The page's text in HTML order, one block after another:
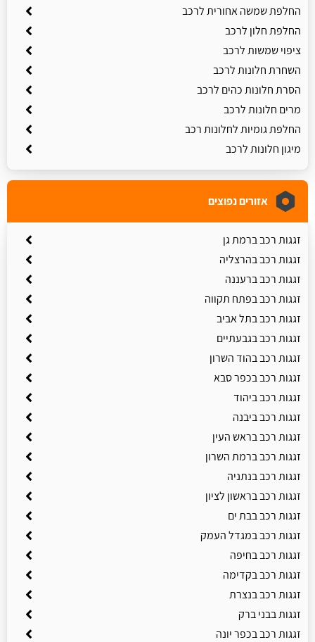
החלפת שמשה אחורית לרכב
החלפת חלון לרכב
ציפוי שמשות לרכב
השחרת חלונות לרכב
הסרת חלונות כהים לרכב
מרים חלונות לרכב
החלפת גומיות לחלונות רכב
מיגון חלונות לרכב
אזורים נפוצים
זגגות רכב ברמת גן
זגגות רכב בהרצליה
זגגות רכב ברעננה
זגגות רכב בפתח תקווה
זגגות רכב בתל אביב
זגגות רכב בגבעתיים
זגגות רכב בהוד השרון
זגגות רכב בכפר סבא
זגגות רכב ביהוד
זגגות רכב ביבנה
זגגות רכב בראש העין
זגגות רכב ברמת השרון
זגגות רכב בנתניה
זגגות רכב בראשון לציון
זגגות רכב בבת ים
זגגות רכב במגדל העמק
זגגות רכב בחיפה
זגגות רכב בקדימה
זגגות רכב בנצרת
זגגות בבני ברק
זגגות רכב בכפר יונה